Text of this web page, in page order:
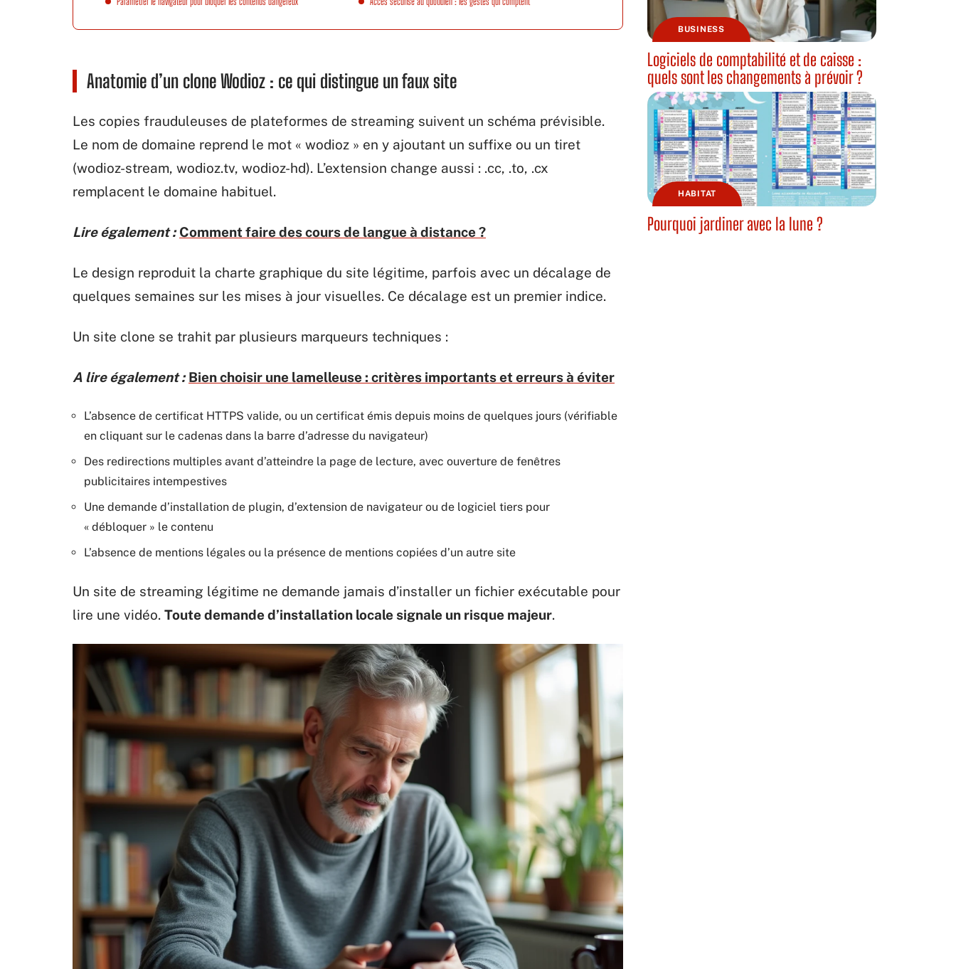
Anatomie d’un clone Wodioz : ce qui distingue un faux site
Les copies frauduleuses de plateformes de streaming suivent un schéma prévisible.
Le nom de domaine reprend le mot « wodioz » en y ajoutant un suffixe ou un tiret
(wodioz-stream, wodioz.tv, wodioz-hd). L’extension change aussi : .cc, .to, .cx
remplacent le domaine habituel.
Lire également : Comment faire des cours de langue à distance ?
Le design reproduit la charte graphique du site légitime, parfois avec un décalage de
quelques semaines sur les mises à jour visuelles. Ce décalage est un premier indice.
Un site clone se trahit par plusieurs marqueurs techniques :
A lire également : Bien choisir une lamelleuse : critères importants et erreurs à éviter
L’absence de certificat HTTPS valide, ou un certificat émis depuis moins de quelques jours (vérifiable
en cliquant sur le cadenas dans la barre d’adresse du navigateur)
Des redirections multiples avant d’atteindre la page de lecture, avec ouverture de fenêtres
publicitaires intempestives
Une demande d’installation de plugin, d’extension de navigateur ou de logiciel tiers pour
« débloquer » le contenu
L’absence de mentions légales ou la présence de mentions copiées d’un autre site
Un site de streaming légitime ne demande jamais d’installer un fichier exécutable pour
lire une vidéo. Toute demande d’installation locale signale un risque majeur.
BUSINESS
Logiciels de comptabilité et de caisse :
quels sont les changements à prévoir ?
HABITAT
Pourquoi jardiner avec la lune ?